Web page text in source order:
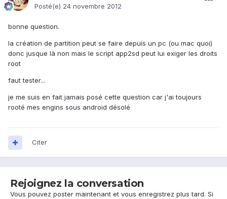
Posté(e) 24 novembre 2012
bonne question.
la création de partition peut se faire depuis un pc (ou mac quoi)
donc jusque là non mais le script app2sd peut lui exiger les droits
root
faut tester...
je me suis en fait jamais posé cette question car j'ai toujours
rooté mes engins sous android désolé
Citer
Rejoignez la conversation
Vous pouvez poster maintenant et vous enregistrez plus tard. Si